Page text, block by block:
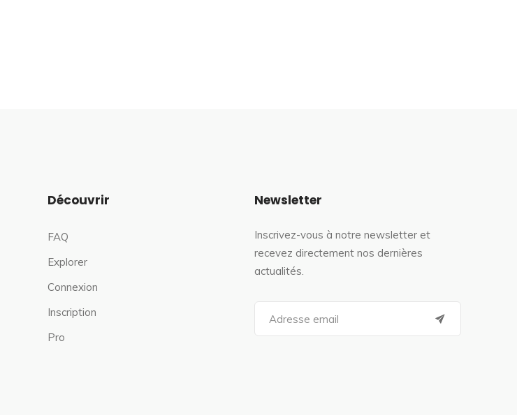
Découvrir
FAQ
Explorer
Connexion
Inscription
Pro
Newsletter
Inscrivez-vous à notre newsletter et
recevez directement nos dernières
actualités.
a